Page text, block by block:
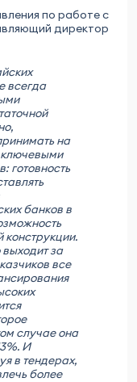
по работе с
директор
всегда
на
ключевыми
готовность
банков в
конструкции.
за
все
случае она
И
в тендерах,
более